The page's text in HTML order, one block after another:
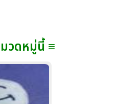
มวดหมู่นี้ ≡